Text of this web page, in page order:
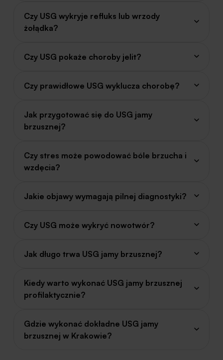
Czy USG wykryje refluks lub wrzody
żołądka?
Czy USG pokaże choroby jelit?
Czy prawidłowe USG wyklucza chorobę?
Jak przygotować się do USG jamy
brzusznej?
Czy stres może powodować bóle brzucha i
wzdęcia?
Jakie objawy wymagają pilnej diagnostyki?
Czy USG może wykryć nowotwór?
Jak długo trwa USG jamy brzusznej?
Kiedy warto wykonać USG jamy brzusznej
profilaktycznie?
Gdzie wykonać dokładne USG jamy
brzusznej w Krakowie?